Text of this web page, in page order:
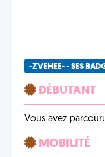
-ZVEHEE- - SES
DÉBUTANT
Vous avez
MOBILITÉ